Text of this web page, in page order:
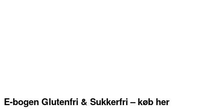
E-bogen Glutenfri & Sukkerfri – køb her